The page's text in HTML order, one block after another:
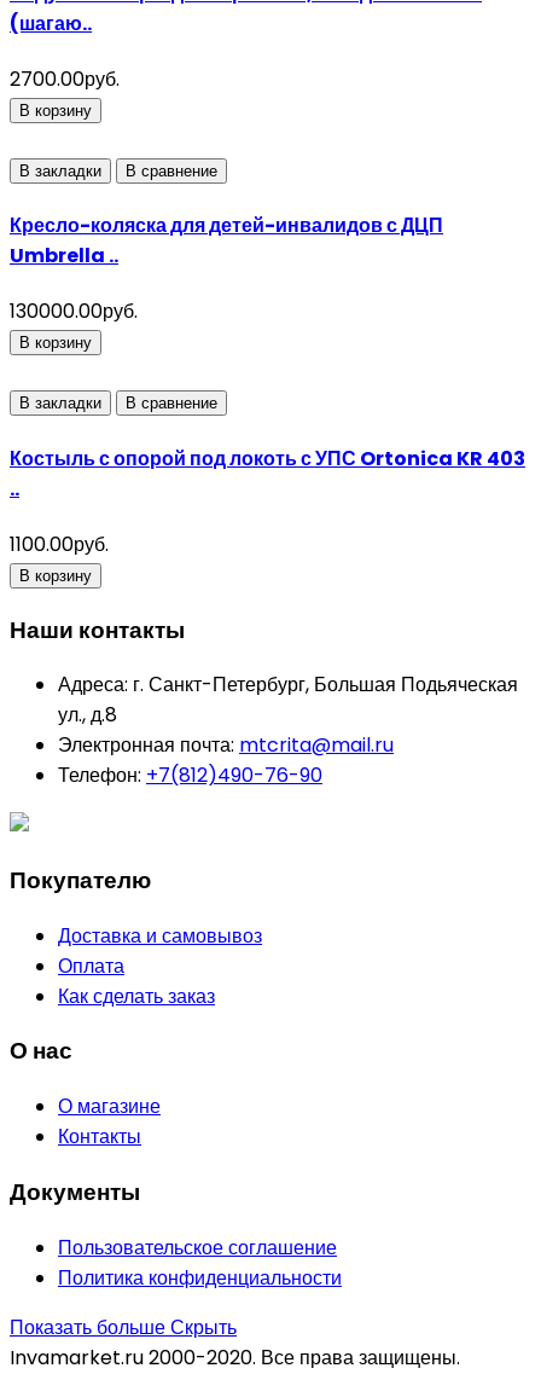
(шагаю..
2700.00руб.
В корзину
В закладки В сравнение
Кресло-коляска для детей-инвалидов с ДЦП
Umbrella ..
130000.00руб.
В корзину
В закладки В сравнение
Костыль с опорой под локоть с УПС Ortonica KR 403
..
1100.00руб.
В корзину
Наши контакты
Адреса: г. Санкт-Петербург, Большая Подьяческая
ул., д.8
Электронная почта: mtcrita@mail.ru
Телефон: +7(812)490-76-90
Покупателю
Доставка и самовывоз
Оплата
Как сделать заказ
О нас
О магазине
Контакты
Документы
Пользовательское соглашение
Политика конфиденциальности
Показать большеСкрыть
Invamarket.ru 2000-2020. Все права защищены.